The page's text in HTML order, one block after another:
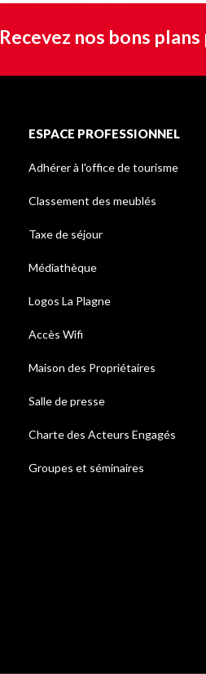
Recevez nos bons
ESPACE PROFESSIONNEL
Adhérer à l'office de tourisme
Classement des meublés
Taxe de séjour
Médiathèque
Logos La Plagne
Accès Wifi
Maison des Propriétaires
Salle de presse
Charte des Acteurs Engagés
Groupes et séminaires